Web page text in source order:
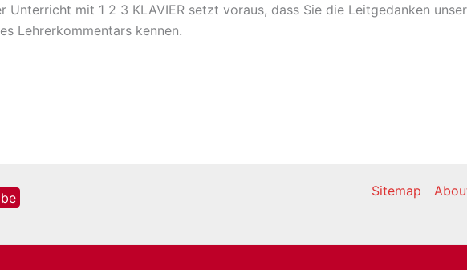
Unterricht mit 1 2 3 KLAVIER setzt voraus, dass Sie die Leitgedanken
Lehrerkommentars kennen.
Sitemap